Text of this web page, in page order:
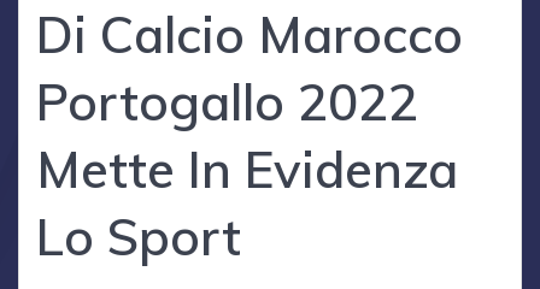
Di Calcio Marocco
Portogallo 2022
Mette In Evidenza
Lo Sport